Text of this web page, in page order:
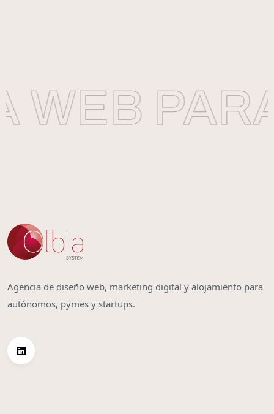
Agencia de diseño web, marketing digital y alojamiento para
autónomos, pymes y startups.